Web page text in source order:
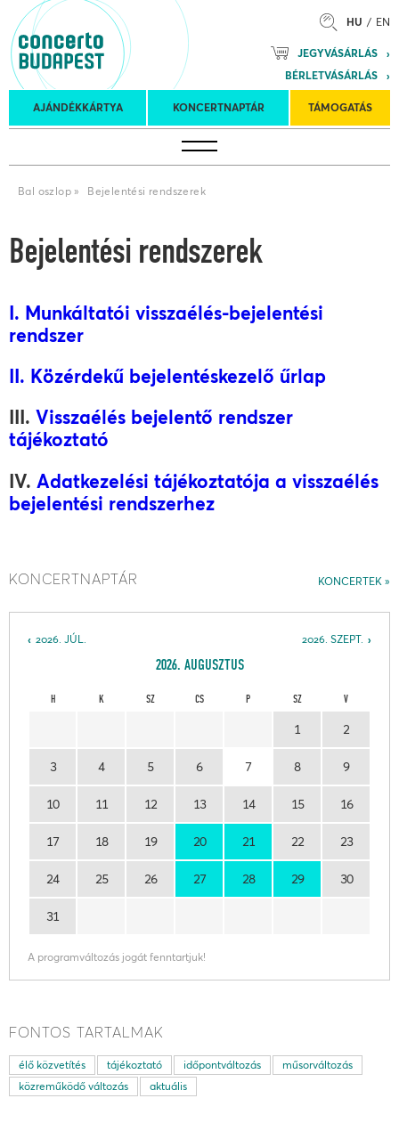
HU EN
JEGYVÁSÁRLÁS
BÉRLETVÁSÁRLÁS
AJÁNDÉKKÁRTYA KONCERTNAPTÁR TÁMOGATÁS
Koncertnaptár
turnék
Kulturális
Program
Felkéréses
koncertek
Bal oszlop » Bejelentési rendszerek
Bejelentési rendszerek
I. Munkáltatói visszaélés-bejelentési
rendszer
II. Közérdekű bejelentéskezelő űrlap
III. Visszaélés bejelentő rendszer
tájékoztató
IV. Adatkezelési tájékoztatója a visszaélés
bejelentési rendszerhez
KONCERTEK
KONCERTNAPTÁR
2026. SZEPT.
2026. JÚL.
2026. AUGUSZTUS
H K SZ CS P SZ V
1 2
3 4 5 6 7 8 9
10 11 12 13 14 15 16
17 18 19 20 21 22 23
24 25 26 27 28 29 30
31
A programváltozás jogát fenntartjuk!
FONTOS TARTALMAK
élő közvetítés tájékoztató időpontváltozás
műsorváltozás
közreműködő változás
aktuális